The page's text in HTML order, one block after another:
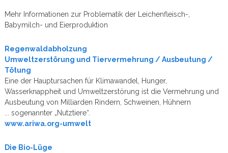
Mehr Informationen zur Problematik der Leichenfleisch-,
Babymilch- und Eierproduktion
Regenwaldabholzung
Umweltzerstörung und Tiervermehrung / Ausbeutung /
Tötung
Eine der Hauptursachen für Klimawandel, Hunger,
Wasserknappheit und Umweltzerstörung ist die Vermehrung und
Ausbeutung von Milliarden Rindern, Schweinen, Hühnern
... sogenannter „Nutztiere“.
www.ariwa.org-umwelt
Die Bio-Lüge